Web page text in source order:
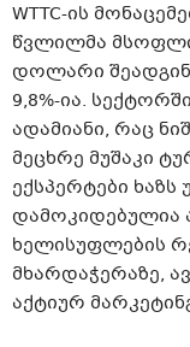
WTTC-ის
წვლილმა
დოლარი
9,8%-ია.
ადამიანი, რაც
მეცხრე მუშაკი
ექსპერტები
დამოკიდებულია
ხელისუფლების
მხარდაჭერაზე,
აქტიურ